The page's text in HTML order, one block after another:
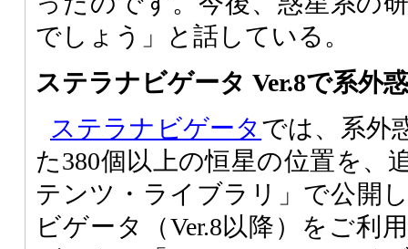
でしょう」と話している。
ステラナビゲータ Ver.8で系外
ステラナビゲータ では、系外
た380個以上の恒星の位置を、
テンツ・ライブラリ」で公開
ビゲータ（Ver.8以降）をご利